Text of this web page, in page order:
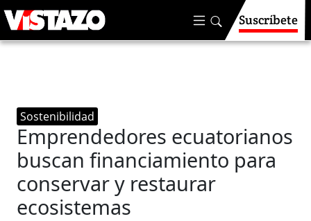
Suscríbete
Sostenibilidad
Emprendedores ecuatorianos
buscan financiamiento para
conservar y restaurar
ecosistemas